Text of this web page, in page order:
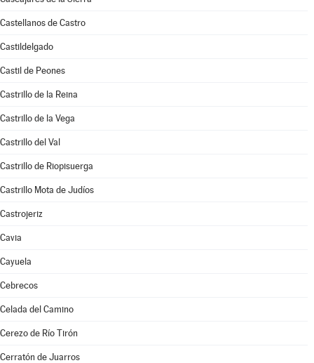
Castellanos de Castro
Castildelgado
Castil de Peones
Castrillo de la Reina
Castrillo de la Vega
Castrillo del Val
Castrillo de Riopisuerga
Castrillo Mota de Judíos
Castrojeriz
Cavia
Cayuela
Cebrecos
Celada del Camino
Cerezo de Río Tirón
Cerratón de Juarros